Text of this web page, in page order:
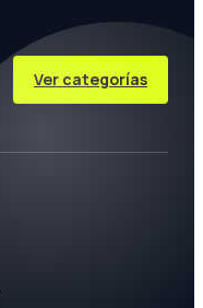
Ver categorías